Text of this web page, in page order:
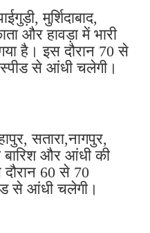
मुर्शिदाबाद,
और हावड़ा में भारी
है। इस दौरान 70 से
से आंधी चलेगी।
सतारा,नागपुर,
बारिश और आंधी की
60 से 70
से आंधी चलेगी।